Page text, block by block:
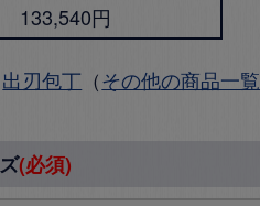
133,540円
出刃包丁 （その他の商品一覧
(必須)